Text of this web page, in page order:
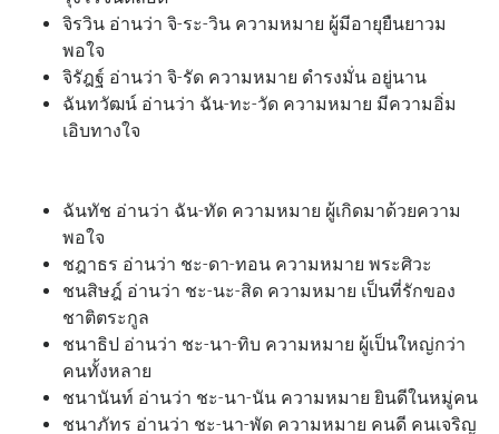
จิรวิน อ่านว่า จิ-ระ-วิน ความหมาย ผู้มีอายุยืนยาวม
พอใจ
จิรัฎฐ์ อ่านว่า จิ-รัด ความหมาย ดำรงมั่น อยู่นาน
ฉันทวัฒน์ อ่านว่า ฉัน-ทะ-วัด ความหมาย มีความอิ่ม
เอิบทางใจ
ฉันทัช อ่านว่า ฉัน-ทัด ความหมาย ผู้เกิดมาด้วยความ
พอใจ
ชฎาธร อ่านว่า ชะ-ดา-ทอน ความหมาย พระศิวะ
ชนสิษฎ์ อ่านว่า ชะ-นะ-สิด ความหมาย เป็นที่รักของ
ชาติตระกูล
ชนาธิป อ่านว่า ชะ-นา-ทิบ ความหมาย ผู้เป็นใหญ่กว่า
คนทั้งหลาย
ชนานันท์ อ่านว่า ชะ-นา-นัน ความหมาย ยินดีในหมู่คน
ชนาภัทร อ่านว่า ชะ-นา-พัด ความหมาย คนดี คนเจริญ